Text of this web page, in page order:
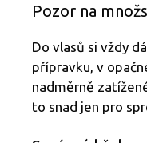
Pozor na
Do vlasů si vždy
přípravku, v
nadměrně
to snad jen pro